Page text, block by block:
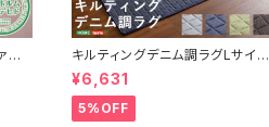
イ
キルティングデニム調ラグLサイズ
(190x240cm)オールシーズン、
滑り止め付き、手洗い対応【Derid
-デリッド-】 DRG-L
¥6,631
5%OFF